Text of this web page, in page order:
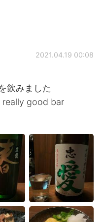
2021.04.19 00:08
飲みました
really good bar